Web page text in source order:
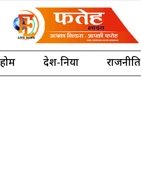
होम देश-दुनिया राजनीति